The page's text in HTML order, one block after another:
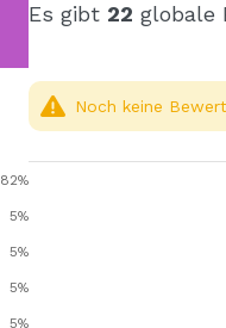
82%
5%
5%
5%
5%
Es gibt 22 globale
Noch keine